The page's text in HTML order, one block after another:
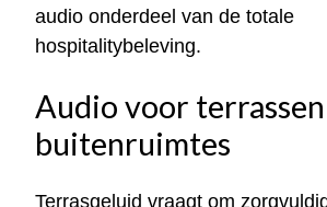
audio onderdeel van de totale
hospitalitybeleving.
Audio voor
buitenruimtes
Terrasgeluid vraagt om